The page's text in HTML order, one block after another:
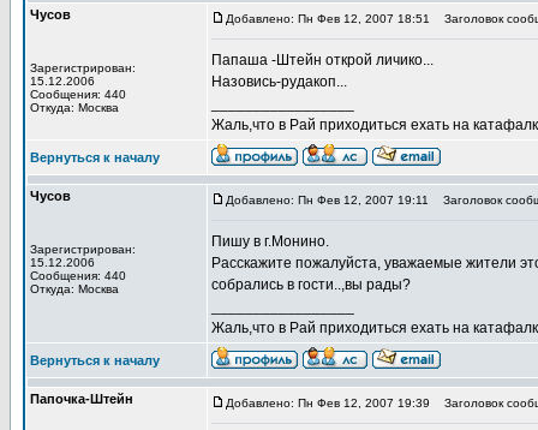
Чусов
Зарегистрирован:
15.12.2006
Сообщения: 440
Откуда: Москва
Добавлено: Пн Фев 12, 2007 18:51 Заголовок
Папаша -Штейн открой личико...
Назовись-рудакоп...
Жаль,что в Рай приходиться ехать на
Вернуться к началу
Чусов
Зарегистрирован:
15.12.2006
Сообщения: 440
Откуда: Москва
Добавлено: Пн Фев 12, 2007 19:11 Заголовок
Пишу в г.Монино.
Расскажите пожалуйста, уважаемые жители
собрались в гости..,вы рады?
Жаль,что в Рай приходиться ехать на
Вернуться к началу
Папочка-Штейн Добавлено: Пн Фев 12, 2007 19:39 Заголовок